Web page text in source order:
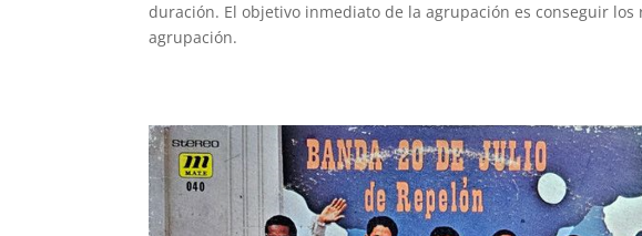
duración. El objetivo inmediato de la agrupación es conseguir
agrupación.